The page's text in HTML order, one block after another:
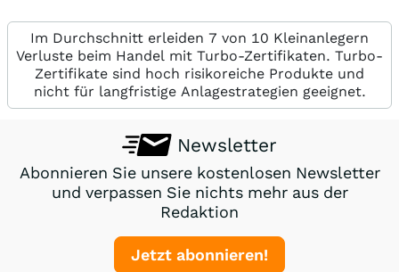
Im Durchschnitt erleiden 7 von 10 Kleinanlegern
Verluste beim Handel mit Turbo-Zertifikaten. Turbo-
Zertifikate sind hoch risikoreiche Produkte und
nicht für langfristige Anlagestrategien geeignet.
Newsletter
Abonnieren Sie unsere kostenlosen Newsletter
und verpassen Sie nichts mehr aus der
Redaktion
Jetzt abonnieren!